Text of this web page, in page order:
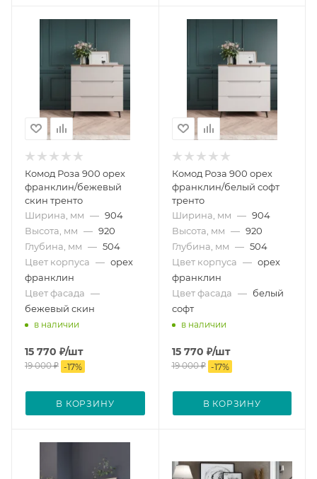
Комод Роза 900 орех
франклин/бежевый
скин тренто
Ширина, мм — 904
Высота, мм — 920
Глубина, мм — 504
Цвет корпуса — орех
франклин
Цвет фасада —
бежевый скин
в наличии
15 770 ₽/шт
19 000₽ -17%
В КОРЗИНУ
Комод Роза 900 орех
франклин/белый софт
тренто
Ширина, мм — 904
Высота, мм — 920
Глубина, мм — 504
Цвет корпуса — орех
франклин
Цвет фасада — белый
софт
в наличии
15 770 ₽/шт
19 000₽ -17%
В КОРЗИНУ